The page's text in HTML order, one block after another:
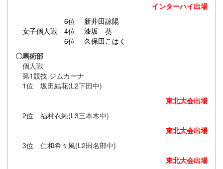
インターハイ出場
6位 新井田諒陽
女子個人戦 4位 漆坂 葵
6位 久保田こはく
〇馬術部
個人戦
第1競技 ジムカーナ
1位 坂田結花(L2下田中)
東北大会出場
2位 福村衣純(L3三本木中)
東北大会出場
3位 仁和希々風(L2田名部中)
東北大会出場